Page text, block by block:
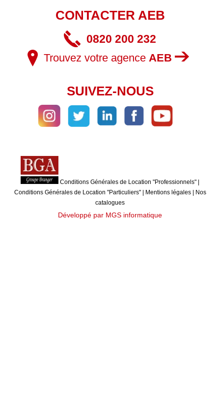
CONTACTER AEB
0820 200 232
Trouvez votre agence AEB
SUIVEZ-NOUS
Conditions Générales de Location "Professionnels"
Conditions Générales de Location "Particuliers"| Mentions légales|
Nos
catalogues
Développé par MGS informatique